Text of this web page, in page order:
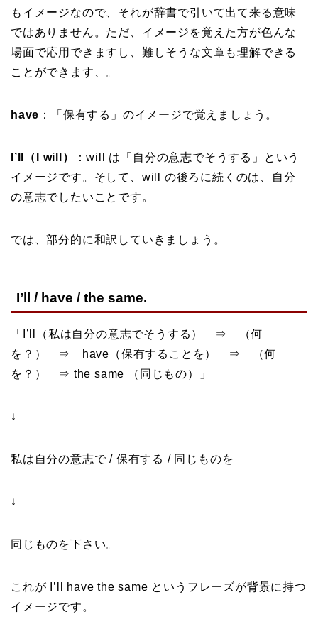
もイメージなので、それが辞書で引いて出て来る意味
ではありません。ただ、イメージを覚えた方が色んな
場面で応用できますし、難しそうな文章も理解できる
ことができます、。
have ：「保有する」のイメージで覚えましょう。
I’ll（I will）
：will は「自分の意志でそうする」という
イメージです。そして、will の後ろに続くのは、自分
の意志でしたいことです。
では、部分的に和訳していきましょう。
I’ll / have / the same.
「I’ll（私は自分の意志でそうする） ⇒ （何
を？） ⇒ have（保有することを） ⇒ （何
を？） ⇒ the same （同じもの）」
↓
私は自分の意志で / 保有する / 同じものを
↓
同じものを下さい。
これが I’ll have the same というフレーズが背景に持つ
イメージです。